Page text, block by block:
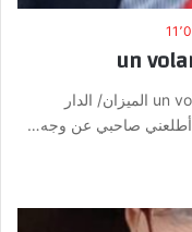
almizan.ma خاطرة/ هكذا الدنيا ..ِمِقْوَدُُ/ un volant الميزان/ الدار